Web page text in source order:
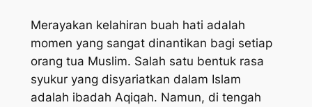
Merayakan kelahiran buah hati adalah
momen yang sangat dinantikan bagi setiap
orang tua Muslim. Salah satu bentuk rasa
syukur yang disyariatkan dalam Islam
adalah ibadah Aqiqah. Namun, di tengah